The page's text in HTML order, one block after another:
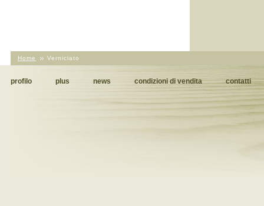
Home Verniciato
profilo plus news condizioni di vendita contatti